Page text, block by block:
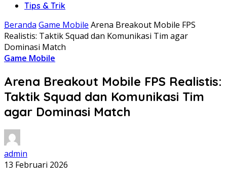
Tips & Trik
Beranda Game Mobile Arena Breakout Mobile FPS
Realistis: Taktik Squad dan Komunikasi Tim agar
Dominasi Match
Game Mobile
Arena Breakout Mobile FPS Realistis:
Taktik Squad dan Komunikasi Tim
agar Dominasi Match
admin
13 Februari 2026